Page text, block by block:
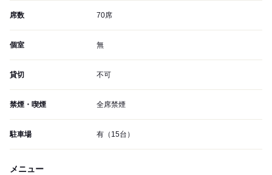
席数 70席
個室 無
貸切 不可
禁煙・喫煙 全席禁煙
駐車場 有（15台）
メニュー